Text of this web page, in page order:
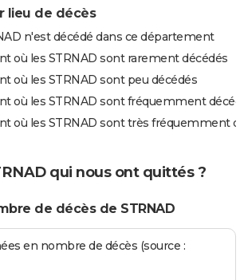
lieu de décès
n'est décédé dans ce département
où les STRNAD sont rarement décédés
où les STRNAD sont peu décédés
où les STRNAD sont fréquemment
où les STRNAD sont très fréquemment
qui nous ont quittés ?
de décès de STRNAD
en nombre de décès (source :